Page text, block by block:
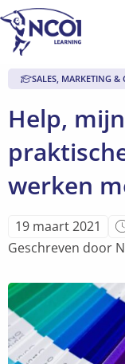
Help,
werken
SALES, MARKETING
19 maart 2021
is
Geschreven door